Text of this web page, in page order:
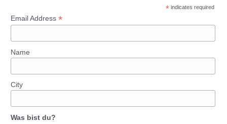
* indicates required
Email Address *
Name
City
Was bist du?